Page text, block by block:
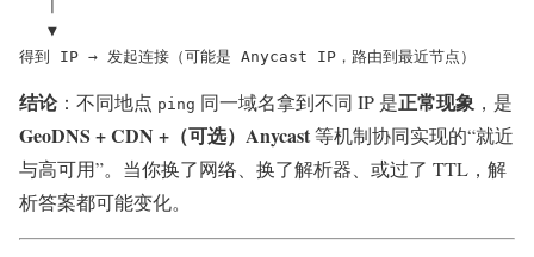
   ▼
得到 IP → 发起连接（可能是 Anycast IP，路由到最近节点）
结论：不同地点 ping 同一域名拿到不同 IP 是正常现象 ，是
GeoDNS + CDN +（可选）Anycast等机制协同实现的“就近
与高可用”。当你换了网络、换了解析器、或过了 TTL，解
析答案都可能变化。